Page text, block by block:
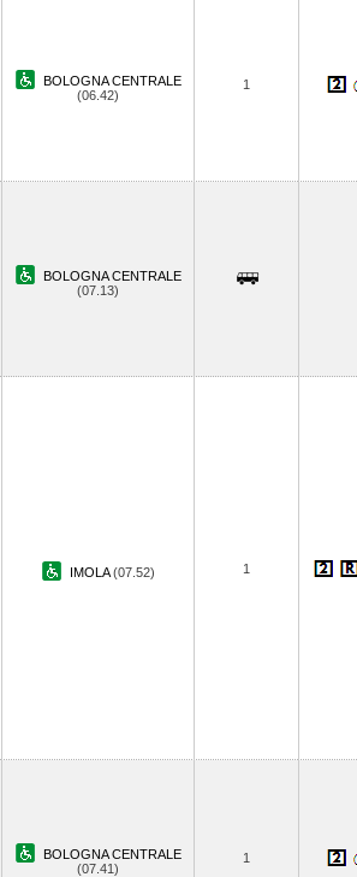
BOLOGNA CENTRALE
(06.42)
1
BOLOGNA CENTRALE
(07.13)
IMOLA(07.52) 1
BOLOGNA CENTRALE
(07.41)
1